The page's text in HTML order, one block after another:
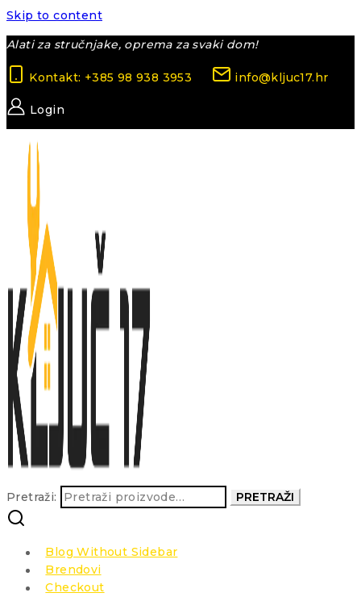
Skip to content
Alati za stručnjake, oprema za svaki dom!
Kontakt: +385 98 938 3953 info@kljuc17.hr
Login
Pretraži: PRETRAŽI
Blog Without Sidebar
Brendovi
Checkout